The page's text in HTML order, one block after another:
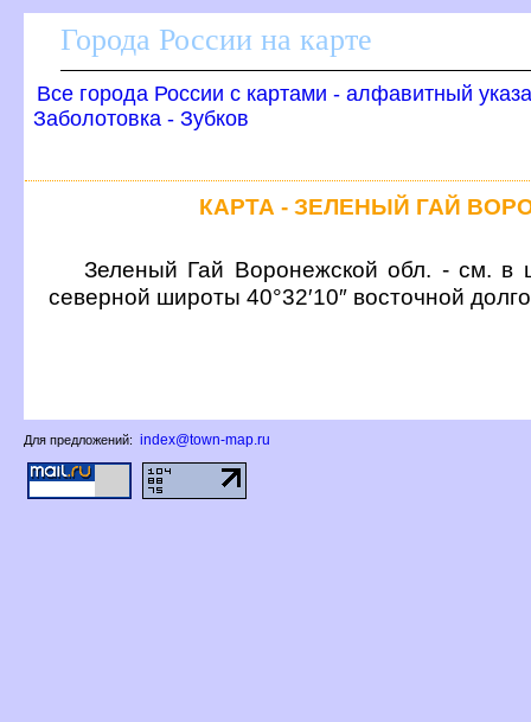
Города России на карте
се города России с картами - алфавитный
Заболотовка - Зубко
КАРТА - ЗЕЛЕНЫЙ ГАЙ
Зеленый Гай Воронежской обл. - см. в
северной широты 40°32′10″ восточной
Для предложений: index@town-map.ru